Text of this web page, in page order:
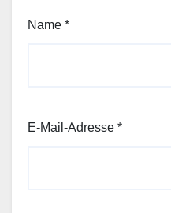
Name *
E-Mail-Adresse *